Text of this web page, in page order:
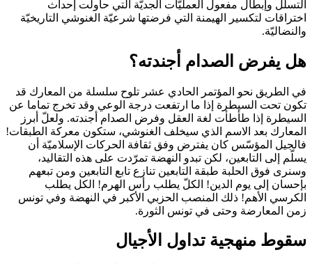
التسلل وإبطال مفعول العمليّات الجديّة التي حاولت إحداث
اختراقات لتكسير الهيمنة التي فرضتها شرعيّة الغنوشي التاريخيّة
والنضاليّة.
هل يفرض الصدام أجندته؟
في الطريق نحو المؤتمر الحادي عشر تلوح سلسلة من المعارك قد
تكون تحت السيطرة إذا ما ارتفعت درجة الوعي وقد تخرج تماما عن
السيطرة إذا طأطأت لغة العقل وفرض الصدام أجندته. ولعلّ أبرز
المعارك بعد الاسم الذي سيخلف الغنوشي، ستكون معركة الطبقات!
فالجيل المؤسّس كان يفترض وفق ثقافة الحركات الإسلاميّة أن
يسلّم إلى التابعين، لكن تبدو النهضة تمرّدت على هذه التقاليد،
وسنرى فوق الحلبة طبقة التابعين تنازع تابع التابعين ومن تبعهم
بإحسان إلى يوم الدين! الكلّ يطلب رأس الهرم! الكل يطلب
الكرسي الأهم! ذلك المنصب الحزبي الأكبر في النهضة وفي تونس
زمن المعارضة وحتى في تونس الثورة.
سقوط منهجية تداول الأجيال